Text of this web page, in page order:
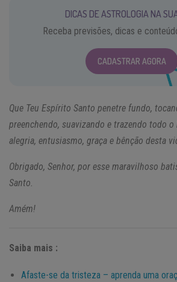
DICAS DE ASTROLOGIA NA
Receba previsões, dicas e
CADASTRAR AGORA
Que Teu Espírito Santo penetre fundo,
preenchendo, suavizando e trazendo todo o
alegria, entusiasmo, graça e bênção desta
Obrigado, Senhor, por esse maravilhoso
Santo.
Amém!
Saiba mais :
Afaste-se da tristeza – aprenda uma